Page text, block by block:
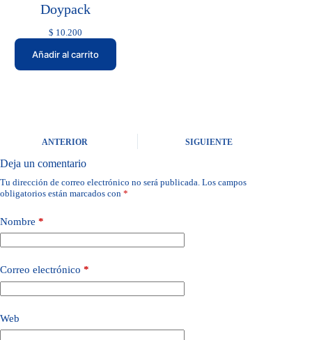
Doypack
$ 10.200
Añadir al carrito
ANTERIOR SIGUIENTE
Deja un comentario
Tu dirección de correo electrónico no será publicada. Los campos
obligatorios están marcados con *
Nombre *
Correo electrónico *
Web